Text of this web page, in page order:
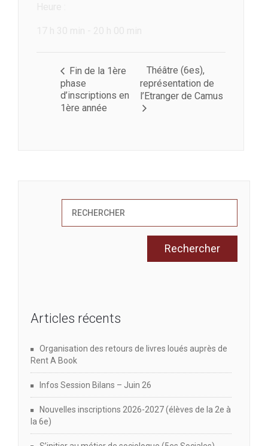
Fin de la 1ère
phase
d’inscriptions en
1ère année
Théâtre (6es),
représentation de
l’Etranger de Camus
Articles récents
Organisation des retours de livres loués auprès de
Rent A Book
Infos Session Bilans – Juin 26
Nouvelles inscriptions 2026-2027 (élèves de la 2e à
la 6e)